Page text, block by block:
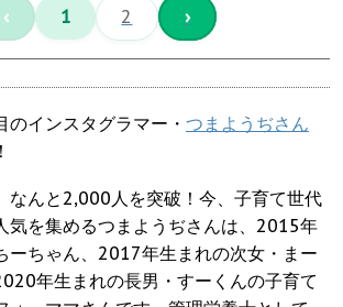
‹ 1 2 ›
のインスタグラマー・ つまようぢさん
なんと2,000人を突破！今、子育て世代
気を集めるつまようぢさんは、2015年
ーちゃん、2017年生まれの次女・まー
年生まれの長男・すーくんの子育て